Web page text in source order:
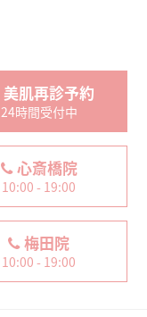
美肌再診予約
24時間受付中
心斎橋院
10:00 - 19:00
梅田院
10:00 - 19:00